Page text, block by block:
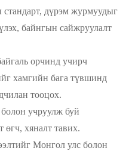
дүрэм журмуудыг
байнгын сайжруулалт
орчинд учирч
хамгийн бага түвшинд
тооцох.
учруулж буй
өгч, хяналт тавих.
Монгол улс болон